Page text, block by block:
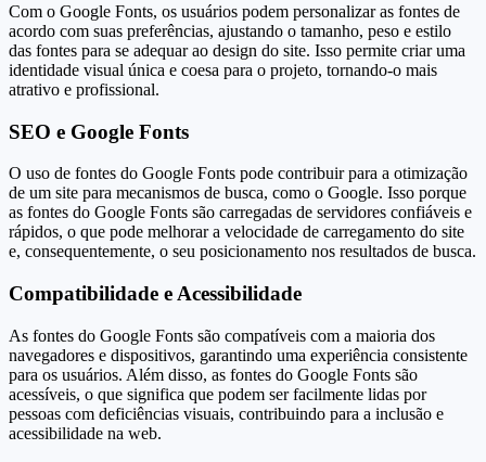
Com o Google Fonts, os usuários podem personalizar as fontes de
acordo com suas preferências, ajustando o tamanho, peso e estilo
das fontes para se adequar ao design do site. Isso permite criar uma
identidade visual única e coesa para o projeto, tornando-o mais
atrativo e profissional.
SEO e Google Fonts
O uso de fontes do Google Fonts pode contribuir para a otimização
de um site para mecanismos de busca, como o Google. Isso porque
as fontes do Google Fonts são carregadas de servidores confiáveis e
rápidos, o que pode melhorar a velocidade de carregamento do site
e, consequentemente, o seu posicionamento nos resultados de busca.
Compatibilidade e Acessibilidade
As fontes do Google Fonts são compatíveis com a maioria dos
navegadores e dispositivos, garantindo uma experiência consistente
para os usuários. Além disso, as fontes do Google Fonts são
acessíveis, o que significa que podem ser facilmente lidas por
pessoas com deficiências visuais, contribuindo para a inclusão e
acessibilidade na web.